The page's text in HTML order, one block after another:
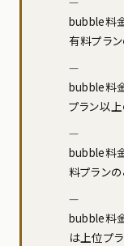
bubble料
有料プラ
bubble料
プラン以
bubble料
料プラン
bubble料金
は上位プ